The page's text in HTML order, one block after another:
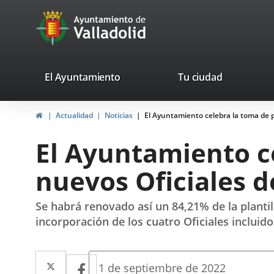
Portal
Web
Ayuntamiento
de
valladolid.es
El Ayuntamiento Tu ciudad
InicioActualidad Noticias El Ayuntamiento celebra la toma de
El Ayuntamiento
nuevos Oficiales
Se habrá renovado así un 84,21% de la
incorporación de los cuatro Oficiales
Twitter
EnlaceFacebook
Enlace
Fecha
1 de septiembre de 2022